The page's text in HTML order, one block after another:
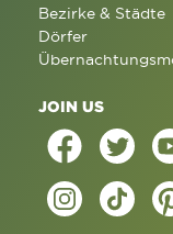
Bezirke & Städte
Dörfer
JOIN US